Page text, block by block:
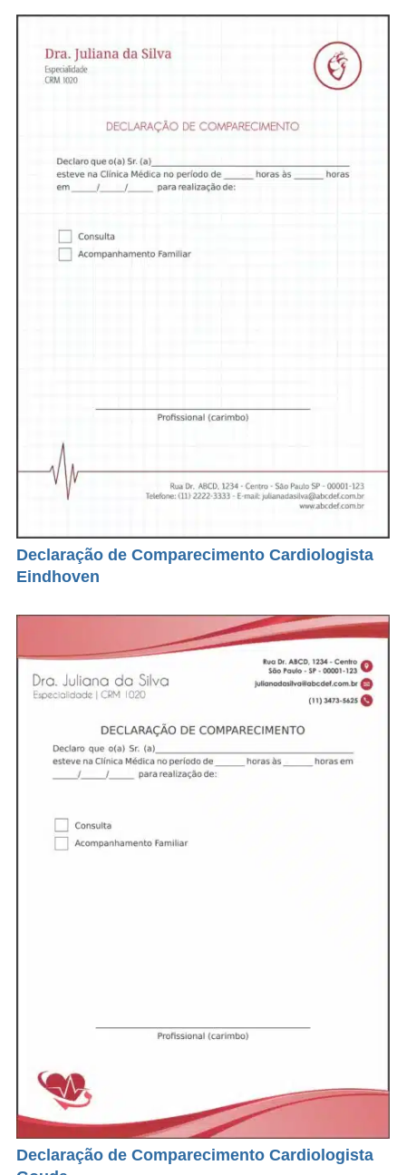
Declaração de Comparecimento Cardiologista
Eindhoven
Declaração de Comparecimento Cardiologista